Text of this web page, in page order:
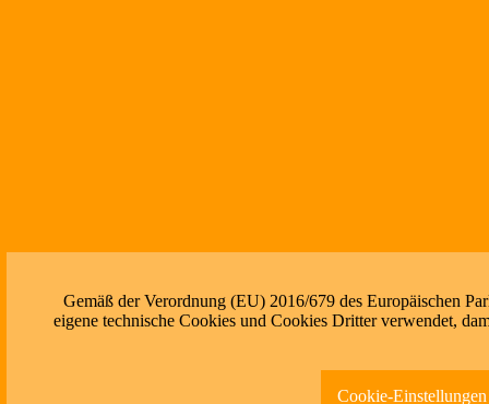
Gemäß der Verordnung (EU) 2016/679 des Europäischen
eigene technische Cookies und Cookies Dritter verwendet,
Cookie-Einstellungen